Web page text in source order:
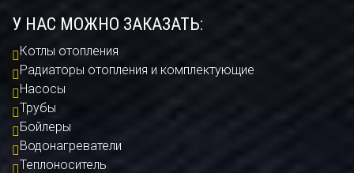
У НАС МОЖНО ЗАКАЗАТЬ:
Котлы отопления
Радиаторы отопления и комплектующие
Насосы
Трубы
Бойлеры
Водонагреватели
Теплоноситель